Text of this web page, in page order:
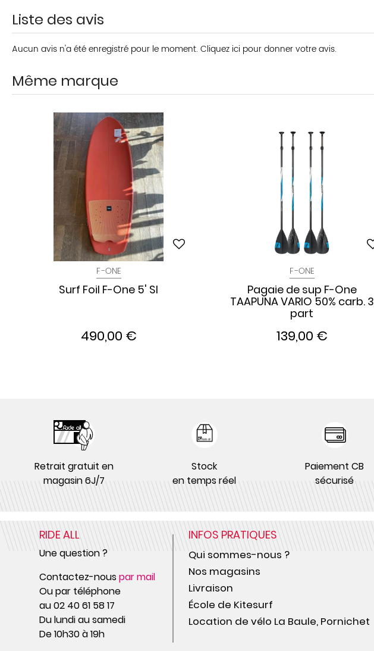
Liste des avis
Aucun avis n'a été enregistré pour le moment. Cliquez ici pour donner votre avis.
Même marque
F-ONE
Surf Foil F-One 5' SI
490,00 €
F-ONE
Pagaie de sup F-One
TAAPUNA VARIO 50% carb. 3
part
139,00 €
Retrait gratuit en
magasin 6J/7
Stock
en temps réel
Paiement CB
sécurisé
RIDE ALL
Une question ?
Contactez-nouspar mail
Ou par téléphone
au 02 40 61 58 17
Du lundi au samedi
De 10h30 à 19h
INFOS PRATIQUES
Qui sommes-nous ?
Nos magasins
Livraison
École de Kitesurf
Location de vélo La Baule, Pornichet